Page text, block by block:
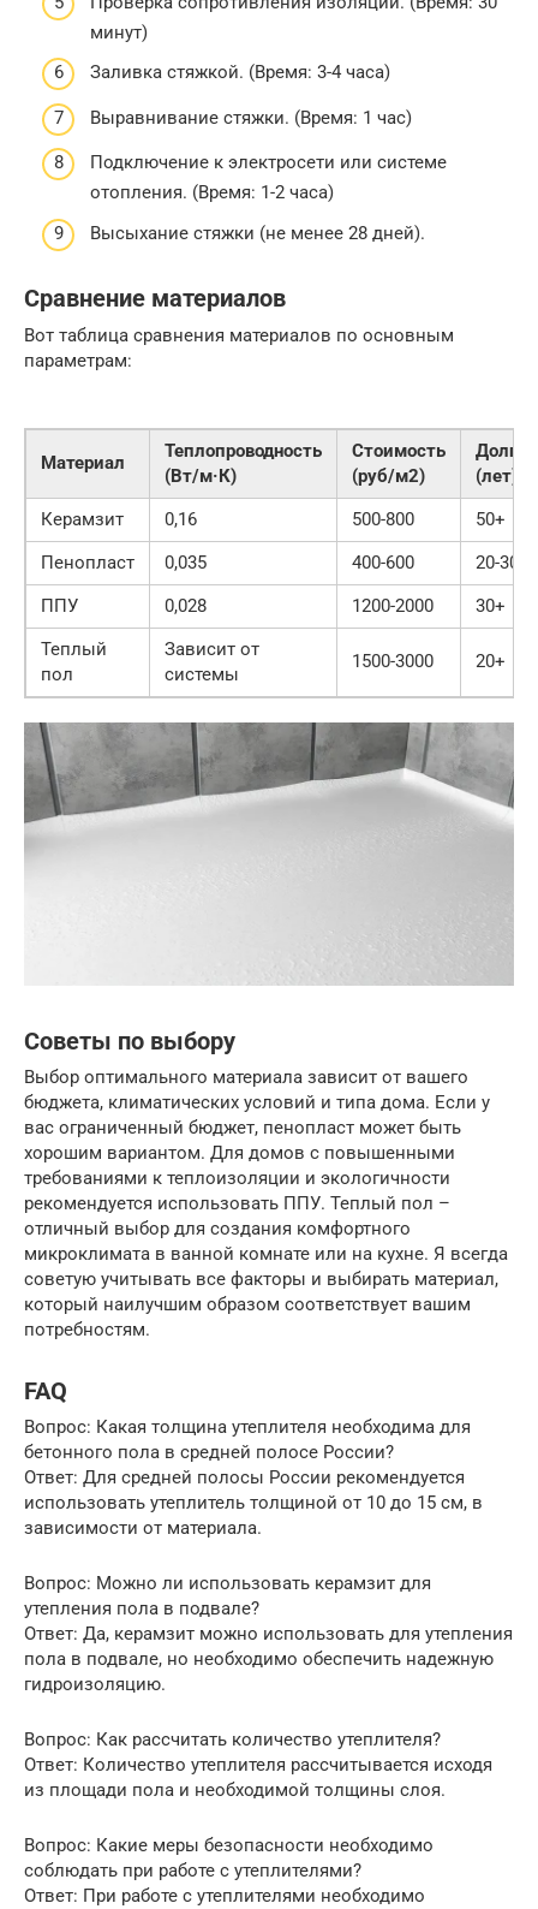
минут)
Заливка стяжкой. (Время: 3-4 часа)
Выравнивание стяжки. (Время: 1 час)
Подключение к электросети или системе
отопления. (Время: 1-2 часа)
Высыхание стяжки (не менее 28 дней).
Сравнение материалов
Вот таблица сравнения материалов по основным
параметрам:
Материал
Теплопроводность
(Вт/м·К)
Стоимость
(руб/м2)
(лет)
Керамзит
0,16 500-800
50+
Пенопласт
0,035 400-600
20-30
ППУ
0,028 1200-2000
30+
Теплый
пол
Зависит от
системы
1500-3000 20+
Советы по выбору
Выбор оптимального материала зависит от вашего
бюджета, климатических условий и типа дома. Если у
вас ограниченный бюджет, пенопласт может быть
хорошим вариантом. Для домов с повышенными
требованиями к теплоизоляции и экологичности
рекомендуется использовать ППУ. Теплый пол –
отличный выбор для создания комфортного
микроклимата в ванной комнате или на кухне. Я всегда
советую учитывать все факторы и выбирать материал,
который наилучшим образом соответствует вашим
потребностям.
FAQ
Вопрос: Какая толщина утеплителя необходима для
бетонного пола в средней полосе России?
Ответ: Для средней полосы России рекомендуется
использовать утеплитель толщиной от 10 до 15 см, в
зависимости от материала.
Вопрос: Можно ли использовать керамзит для
утепления пола в подвале?
Ответ: Да, керамзит можно использовать для утепления
пола в подвале, но необходимо обеспечить надежную
гидроизоляцию.
Вопрос: Как рассчитать количество утеплителя?
Ответ: Количество утеплителя рассчитывается исходя
из площади пола и необходимой толщины слоя.
Вопрос: Какие меры безопасности необходимо
соблюдать при работе с утеплителями?
Ответ: При работе с утеплителями необходимо